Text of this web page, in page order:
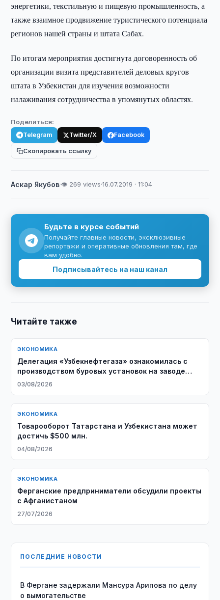
энергетики, текстильную и пищевую промышленность, а
также взаимное продвижение туристического потенциала
регионов нашей страны и штата Сабах.
По итогам мероприятия достигнута договоренность об
организации визита представителей деловых кругов
штата в Узбекистан для изучения возможности
налаживания сотрудничества в упомянутых областях.
Поделиться:
Telegram Twitter/X Facebook
Скопировать ссылку
Аскар Якубов·👁 269 views·16.07.2019 · 11:04
Будьте в курсе событий
Получайте главные новости, эксклюзивные
репортажи и оперативные обновления там, где
вам удобно.
Подписывайтесь на наш канал
Читайте также
ЭКОНОМИКА
Делегация «Узбекнефтегаза» ознакомилась с
производством буровых установок на заводе
Honghua Group
03/08/2026
ЭКОНОМИКА
Товарооборот Татарстана и Узбекистана может
достичь $500 млн.
04/08/2026
ЭКОНОМИКА
Ферганские предприниматели обсудили проекты
с Афганистаном
27/07/2026
ПОСЛЕДНИЕ НОВОСТИ
В Фергане задержали Мансура Арипова по делу
о вымогательстве